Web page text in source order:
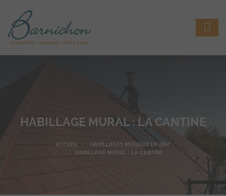
HABILLAGE MURAL : LA CANTINE
HABILLAGES MURAUX EN ZINC
HABILLAGE MURAL : LA CANTINE